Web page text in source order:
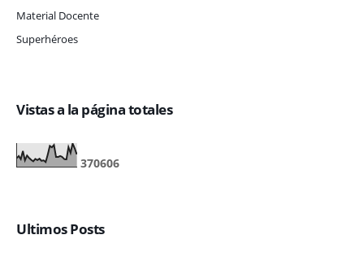
Material Docente
Superhéroes
Vistas a la página totales
370606
Ultimos Posts